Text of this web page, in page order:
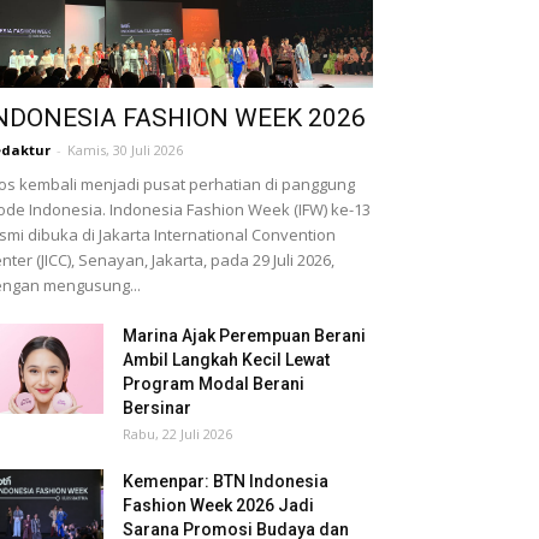
FASHION WEEK 2026
- Kamis, 30 Juli 2026
kembali menjadi pusat perhatian di panggung
Indonesia. Indonesia Fashion Week (IFW) ke-13
dibuka di Jakarta International Convention
(JICC), Senayan, Jakarta, pada 29 Juli 2026,
mengusung...
Marina Ajak Perempuan Berani
Ambil Langkah Kecil Lewat
Program Modal Berani
Bersinar
Rabu, 22 Juli 2026
Kemenpar: BTN Indonesia
Fashion Week 2026 Jadi
Sarana Promosi Budaya dan